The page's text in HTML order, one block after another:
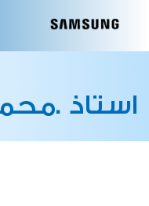
استاذ